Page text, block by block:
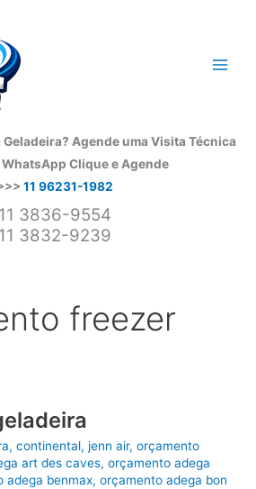
Geladeira? Agende uma Visita Técnica
Clique e Agende
11 96231-1982
11 3836-9554
11 3832-9239
freezer
,continental,jenn air,orçamento
art des caves,orçamento adega
adega benmax,orçamento adega bon